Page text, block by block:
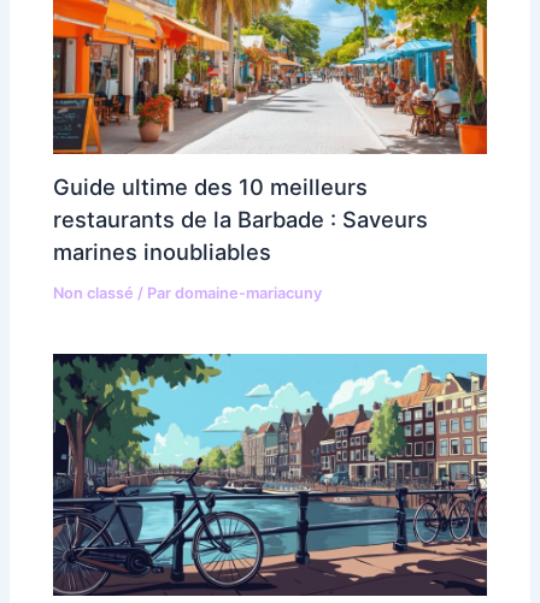
Guide ultime des 10 meilleurs
restaurants de la Barbade : Saveurs
marines inoubliables
Non classé / Pardomaine-mariacuny